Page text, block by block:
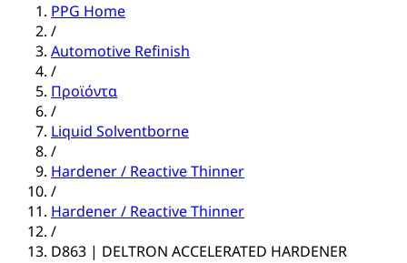
PPG Home
/
Automotive Refinish
/
Προϊόντα
/
Liquid Solventborne
/
Hardener / Reactive Thinner
/
Hardener / Reactive Thinner
/
D863 | DELTRON ACCELERATED HARDENER